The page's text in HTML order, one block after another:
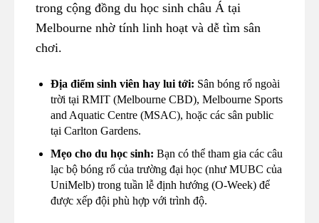
trong cộng đồng du học sinh châu Á tại
Melbourne nhờ tính linh hoạt và dễ tìm sân
chơi.
Địa điểm sinh viên hay lui tới: Sân bóng rổ ngoài
trời tại RMIT (Melbourne CBD), Melbourne Sports
and Aquatic Centre (MSAC), hoặc các sân public
tại Carlton Gardens.
Mẹo cho du học sinh: Bạn có thể tham gia các câu
lạc bộ bóng rổ của trường đại học (như MUBC của
UniMelb) trong tuần lễ định hướng (O-Week) để
được xếp đội phù hợp với trình độ.